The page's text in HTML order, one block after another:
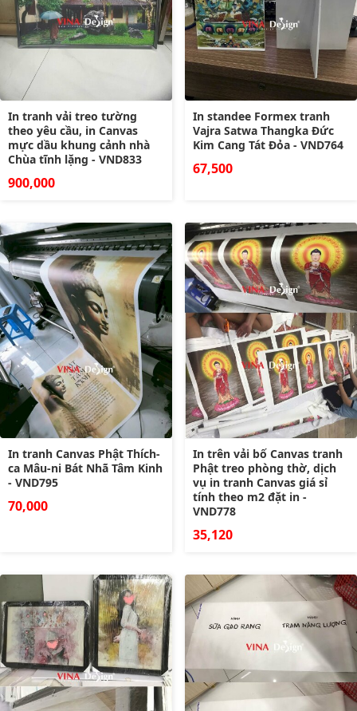
In tranh vải treo tường
theo yêu cầu, in Canvas
mực dầu khung cảnh nhà
Chùa tĩnh lặng - VND833
900,000
In standee Formex tranh
Vajra Satwa Thangka Đức
Kim Cang Tát Đỏa - VND764
67,500
In tranh Canvas Phật Thích-
ca Mâu-ni Bát Nhã Tâm Kinh
- VND795
70,000
In trên vải bố Canvas tranh
Phật treo phòng thờ, dịch
vụ in tranh Canvas giá sỉ
tính theo m2 đặt in -
VND778
35,120